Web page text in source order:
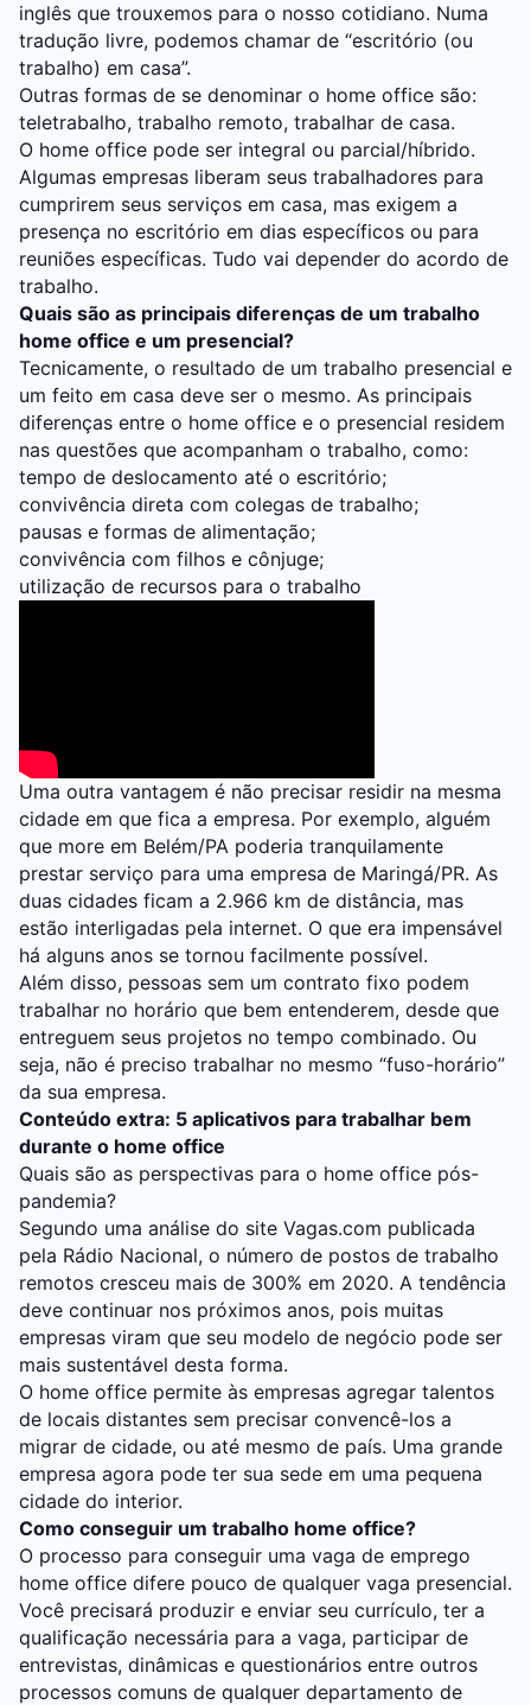
inglês que trouxemos para o nosso cotidiano. Numa
tradução livre, podemos chamar de “escritório (ou
trabalho) em casa”.
Outras formas de se denominar o home office são:
teletrabalho, trabalho remoto, trabalhar de casa.
O home office pode ser integral ou parcial/híbrido.
Algumas empresas liberam seus trabalhadores para
cumprirem seus serviços em casa, mas exigem a
presença no escritório em dias específicos ou para
reuniões específicas. Tudo vai depender do acordo de
trabalho.
Quais são as principais diferenças de um trabalho
home office e um presencial?
Tecnicamente, o resultado de um trabalho presencial e
um feito em casa deve ser o mesmo. As principais
diferenças entre o home office e o presencial residem
nas questões que acompanham o trabalho, como:
tempo de deslocamento até o escritório;
convivência direta com colegas de trabalho;
pausas e formas de alimentação;
convivência com filhos e cônjuge;
utilização de recursos para o trabalho
Uma outra vantagem é não precisar residir na mesma
cidade em que fica a empresa. Por exemplo, alguém
que more em Belém/PA poderia tranquilamente
prestar serviço para uma empresa de Maringá/PR. As
duas cidades ficam a 2.966 km de distância, mas
estão interligadas pela internet. O que era impensável
há alguns anos se tornou facilmente possível.
Além disso, pessoas sem um contrato fixo podem
trabalhar no horário que bem entenderem, desde que
entreguem seus projetos no tempo combinado. Ou
seja, não é preciso trabalhar no mesmo “fuso-horário”
da sua empresa.
Conteúdo extra: 5 aplicativos para trabalhar bem
durante o home office
Quais são as perspectivas para o home office pós-
pandemia?
Segundo uma análise do site Vagas.com publicada
pela Rádio Nacional, o número de postos de trabalho
remotos cresceu mais de 300% em 2020. A tendência
deve continuar nos próximos anos, pois muitas
empresas viram que seu modelo de negócio pode ser
mais sustentável desta forma.
O home office permite às empresas agregar talentos
de locais distantes sem precisar convencê-los a
migrar de cidade, ou até mesmo de país. Uma grande
empresa agora pode ter sua sede em uma pequena
cidade do interior.
Como conseguir um trabalho home office?
O processo para conseguir uma vaga de emprego
home office difere pouco de qualquer vaga presencial.
Você precisará produzir e enviar seu currículo, ter a
qualificação necessária para a vaga, participar de
entrevistas, dinâmicas e questionários entre outros
processos comuns de qualquer departamento de